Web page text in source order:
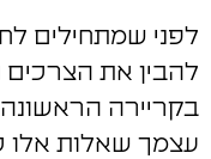
לפני שמתחילים
להבין את
בקריירה
עצמך שאלות אלו